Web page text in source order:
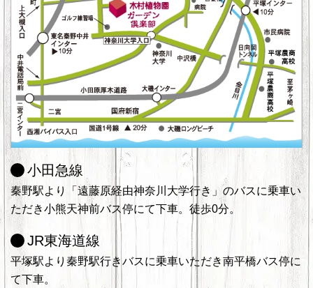
小田急線
秦野駅より「遠藤原経由神奈川大学行き」のバスに乗車い
ただき小熊天神前バス停にて下車。徒歩0分。
JR東海道線
平塚駅より秦野駅行きバスに乗車いただき南平橋バス停に
て下車。